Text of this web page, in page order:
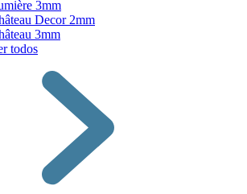
3mm
Decor 2mm
3mm
todos